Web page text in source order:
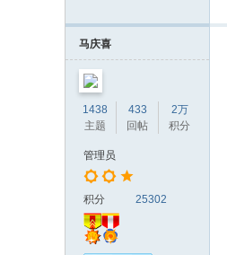
马庆喜
1438
主题
433
回帖
2万
积分
管理员
积分 25302